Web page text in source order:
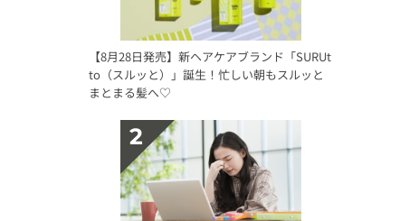
【8月28日発売】新ヘアケアブランド「SURUt
to（スルッと）」誕生！忙しい朝もスルッと
まとまる髪へ♡